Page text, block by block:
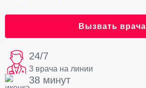
Вызвать врача
24/7
3 врача на линии
38 минут